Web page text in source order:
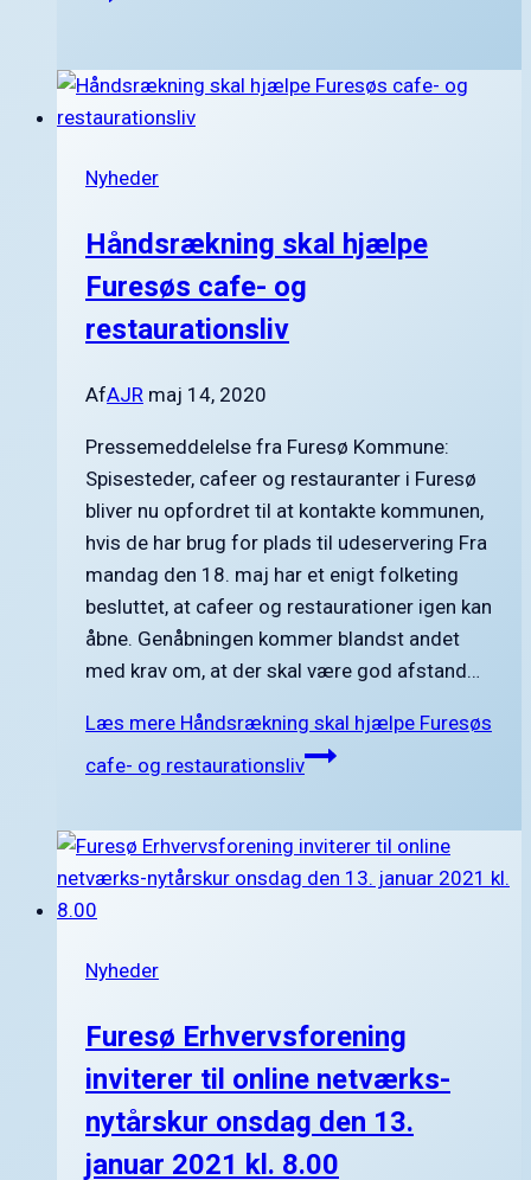
Nyheder
Håndsrækning skal hjælpe
Furesøs cafe- og
restaurationsliv
AfAJR maj 14, 2020
Pressemeddelelse fra Furesø Kommune:
Spisesteder, cafeer og restauranter i Furesø
bliver nu opfordret til at kontakte kommunen,
hvis de har brug for plads til udeservering Fra
mandag den 18. maj har et enigt folketing
besluttet, at cafeer og restaurationer igen kan
åbne. Genåbningen kommer blandst andet
med krav om, at der skal være god afstand…
Læs mere Håndsrækning skal hjælpe Furesøs
cafe- og restaurationsliv
Nyheder
Furesø Erhvervsforening
inviterer til online netværks-
nytårskur onsdag den 13.
januar 2021 kl. 8.00